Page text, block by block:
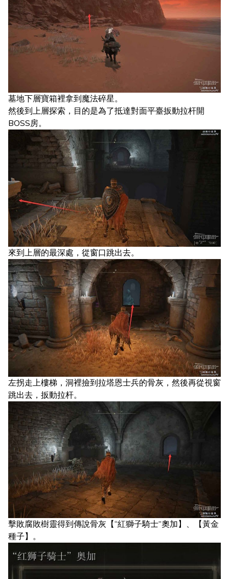
墓地下層寶箱裡拿到魔法碎星。
然後到上層探索，目的是為了抵達對面平臺扳動拉杆開
BOSS房。
來到上層的最深處，從窗口跳出去。
左拐走上樓梯，洞裡撿到拉塔恩士兵的骨灰，然後再從視窗
跳出去，扳動拉杆。
擊敗腐敗樹靈得到傳說骨灰【“紅獅子騎士”奧加】、【黃金
種子】。